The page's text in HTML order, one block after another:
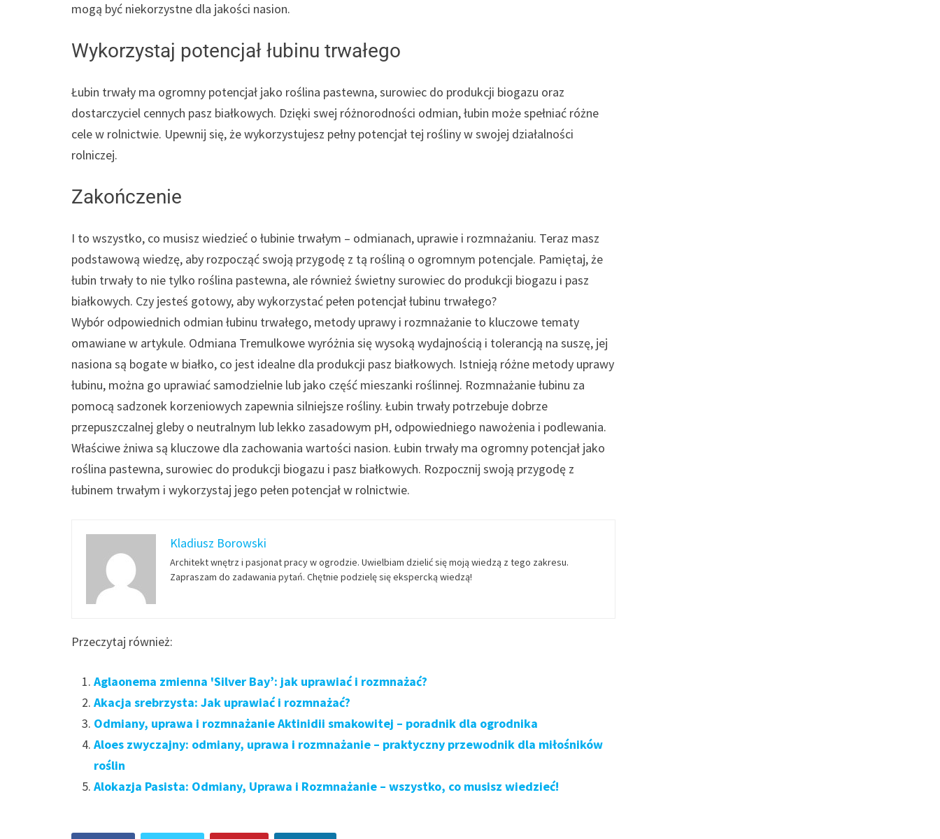
mogą być niekorzystne dla jakości nasion.
Wykorzystaj potencjał łubinu trwałego
Łubin trwały ma ogromny potencjał jako roślina pastewna, surowiec do produkcji biogazu oraz
dostarczyciel cennych pasz białkowych. Dzięki swej różnorodności odmian, łubin może spełniać różne
cele w rolnictwie. Upewnij się, że wykorzystujesz pełny potencjał tej rośliny w swojej działalności
rolniczej.
Zakończenie
I to wszystko, co musisz wiedzieć o łubinie trwałym – odmianach, uprawie i rozmnażaniu. Teraz masz
podstawową wiedzę, aby rozpocząć swoją przygodę z tą rośliną o ogromnym potencjale. Pamiętaj, że
łubin trwały to nie tylko roślina pastewna, ale również świetny surowiec do produkcji biogazu i pasz
białkowych. Czy jesteś gotowy, aby wykorzystać pełen potencjał łubinu trwałego?
Wybór odpowiednich odmian łubinu trwałego, metody uprawy i rozmnażanie to kluczowe tematy
omawiane w artykule. Odmiana Tremulkowe wyróżnia się wysoką wydajnością i tolerancją na suszę, jej
nasiona są bogate w białko, co jest idealne dla produkcji pasz białkowych. Istnieją różne metody uprawy
łubinu, można go uprawiać samodzielnie lub jako część mieszanki roślinnej. Rozmnażanie łubinu za
pomocą sadzonek korzeniowych zapewnia silniejsze rośliny. Łubin trwały potrzebuje dobrze
przepuszczalnej gleby o neutralnym lub lekko zasadowym pH, odpowiedniego nawożenia i podlewania.
Właściwe żniwa są kluczowe dla zachowania wartości nasion. Łubin trwały ma ogromny potencjał jako
roślina pastewna, surowiec do produkcji biogazu i pasz białkowych. Rozpocznij swoją przygodę z
łubinem trwałym i wykorzystaj jego pełen potencjał w rolnictwie.
Kladiusz Borowski
Architekt wnętrz i pasjonat pracy w ogrodzie. Uwielbiam dzielić się moją wiedzą z tego zakresu.
Zapraszam do zadawania pytań. Chętnie podzielę się ekspercką wiedzą!
Przeczytaj również:
Aglaonema zmienna 'Silver Bay’: jak uprawiać i rozmnażać?
Akacja srebrzysta: Jak uprawiać i rozmnażać?
Odmiany, uprawa i rozmnażanie Aktinidii smakowitej – poradnik dla ogrodnika
Aloes zwyczajny: odmiany, uprawa i rozmnażanie – praktyczny przewodnik dla miłośników
roślin
Alokazja Pasista: Odmiany, Uprawa i Rozmnażanie – wszystko, co musisz wiedzieć!